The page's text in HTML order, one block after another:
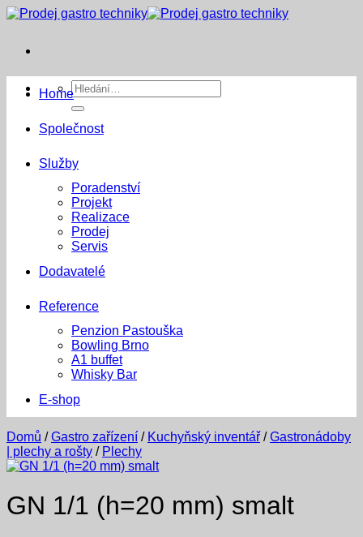
Přeskočit
Hledat:
Home
Společnost
Služby
Poradenství
Projekt
Realizace
Prodej
Servis
Dodavatelé
Reference
Penzion Pastouška
Bowling Brno
A1 buffet
Whisky Bar
E-shop
Domů / Gastro zařízení / Kuchyňský inventář / Gastronádoby
| plechy a rošty / Plechy
GN 1/1 (h=20 mm) smalt